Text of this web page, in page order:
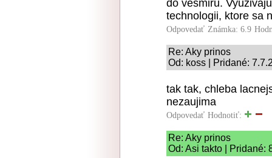
do vesmiru.
technologii, ktore sa
Odpovedať Známka: 6.9
Re: Aky prinos
Od: koss | Pridané:
tak tak, chleba
nezaujima
Odpovedať Hodnotiť:
Re: Aky prinos
Od: Asi takto | Pridané: